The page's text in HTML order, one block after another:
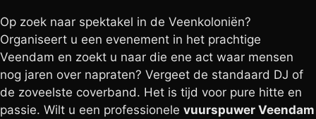
Op zoek naar spektakel in de Veenkoloniën?
Organiseert u een evenement in het prachtige
Veendam en zoekt u naar die ene act waar mensen
nog jaren over napraten? Vergeet de standaard DJ of
de zoveelste coverband. Het is tijd voor pure hitte en
passie. Wilt u een professionele vuurspuwer Veendam